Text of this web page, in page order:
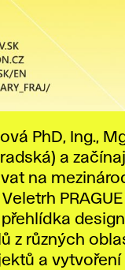
PhD, Ing.,
a
na
PRAGUE
z různých
a vytvoření